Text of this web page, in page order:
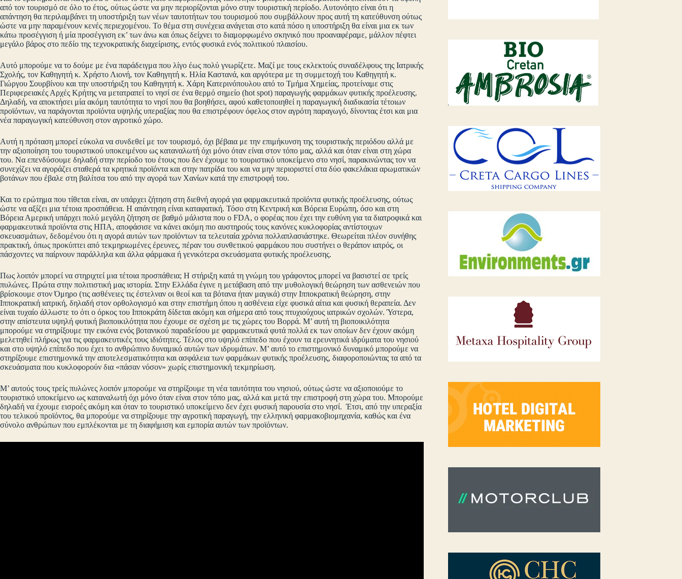
από τον τουρισμό σε όλο το έτος, ούτως ώστε να μην περιορίζονται μόνο στην τουριστική περίοδο. Αυτονόητο είναι ότι η
απάντηση θα περιλαμβάνει τη υποστήριξη των νέων ταυτοτήτων του τουρισμού που συμβάλλουν προς αυτή τη κατεύθυνση ούτως
ώστε να μην παραμένουν κενές περιεχομένου. Το θέμα στη συνέχεια ανάγεται στο κατά πόσο η υποστήριξη θα είναι μια εκ των
κάτω προσέγγιση ή μία προσέγγιση εκ’ των άνω και όπως δείχνει το διαμορφωμένο σκηνικό που προαναφέραμε, μάλλον πέφτει
μεγάλο βάρος στο πεδίο της τεχνοκρατικής διαχείρισης, εντός φυσικά ενός πολιτικού πλαισίου.
Αυτό μπορούμε να το δούμε με ένα παράδειγμα που λίγο έως πολύ γνωρίζετε. Μαζί με τους εκλεκτούς συναδέλφους της Ιατρικής
Σχολής, τον Καθηγητή κ. Χρήστο Λιονή, τον Καθηγητή κ. Ηλία Καστανά, και αργότερα με τη συμμετοχή του Καθηγητή κ.
Γιώργου Σουρβίνου και την υποστήριξη του Καθηγητή κ. Χάρη Κατερινόπουλου από το Τμήμα Χημείας, προτείναμε στις
Περιφερειακές Αρχές Κρήτης να μετατραπεί το νησί σε ένα θερμό σημείο (hot spot) παραγωγής φαρμάκων φυτικής προέλευσης.
Δηλαδή, να αποκτήσει μία ακόμη ταυτότητα το νησί που θα βοηθήσει, αφού καθετοποιηθεί η παραγωγική διαδικασία τέτοιων
προϊόντων, να παράγονται προϊόντα υψηλής υπεραξίας που θα επιστρέφουν όφελος στον αγρότη παραγωγό, δίνοντας έτσι και μια
νέα παραγωγική κατεύθυνση στον αγροτικό χώρο.
Αυτή η πρόταση μπορεί εύκολα να συνδεθεί με τον τουρισμό, όχι βέβαια με την επιμήκυνση της τουριστικής περιόδου αλλά με
την αξιοποίηση του τουριστικού υποκειμένου ως καταναλωτή όχι μόνο όταν είναι στον τόπο μας, αλλά και όταν είναι στη χώρα
του. Να επενδύσουμε δηλαδή στην περίοδο του έτους που δεν έχουμε το τουριστικό υποκείμενο στο νησί, παρακινώντας τον να
συνεχίζει να αγοράζει σταθερά τα κρητικά προϊόντα και στην πατρίδα του και να μην περιοριστεί στα δύο φακελάκια αρωματικών
βοτάνων που έβαλε στη βαλίτσα του από την αγορά των Χανίων κατά την επιστροφή του.
Και το ερώτημα που τίθεται είναι, αν υπάρχει ζήτηση στη διεθνή αγορά για φαρμακευτικά προϊόντα φυτικής προέλευσης, ούτως
ώστε να αξίζει μια τέτοια προσπάθεια. Η απάντηση είναι καταφατική. Τόσο στη Κεντρική και Βόρεια Ευρώπη, όσο και στη
Βόρεια Αμερική υπάρχει πολύ μεγάλη ζήτηση σε βαθμό μάλιστα που ο FDA, ο φορέας που έχει την ευθύνη για τα διατροφικά και
φαρμακευτικά προϊόντα στις ΗΠΑ, αποφάσισε να κάνει ακόμη πιο αυστηρούς τους κανόνες κυκλοφορίας αντίστοιχων
σκευασμάτων, δεδομένου ότι η αγορά αυτών των προϊόντων τα τελευταία χρόνια πολλαπλασιάστηκε. Θεωρείται πλέον συνήθης
πρακτική, όπως προκύπτει από τεκμηριωμένες έρευνες, πέραν του συνθετικού φαρμάκου που συστήνει ο θεράπον ιατρός, οι
πάσχοντες να παίρνουν παράλληλα και άλλα φάρμακα ή γενικότερα σκευάσματα φυτικής προέλευσης.
Πως λοιπόν μπορεί να στηριχτεί μια τέτοια προσπάθεια; Η στήριξη κατά τη γνώμη του γράφοντος μπορεί να βασιστεί σε τρείς
πυλώνες. Πρώτα στην πολιτιστική μας ιστορία. Στην Ελλάδα έγινε η μετάβαση από την μυθολογική θεώρηση των ασθενειών που
βρίσκουμε στον Όμηρο (τις ασθένειες τις έστελναν οι θεοί και τα βότανα ήταν μαγικά) στην Ιπποκρατική θεώρηση, στην
Ιπποκρατική ιατρική, δηλαδή στον ορθολογισμό και στην επιστήμη όπου η ασθένεια είχε φυσικά αίτια και φυσική θεραπεία. Δεν
είναι τυχαίο άλλωστε το ότι ο όρκος του Ιπποκράτη δίδεται ακόμη και σήμερα από τους πτυχιούχους ιατρικών σχολών. Ύστερα,
στην απίστευτα υψηλή φυτική βιοποικιλότητα που έχουμε σε σχέση με τις χώρες του Βορρά. Μ’ αυτή τη βιοποικιλότητα
μπορούμε να στηρίξουμε την εικόνα ενός βοτανικού παραδείσου με φαρμακευτικά φυτά πολλά εκ των οποίων δεν έχουν ακόμη
μελετηθεί πλήρως για τις φαρμακευτικές τους ιδιότητες. Τέλος στο υψηλό επίπεδο που έχουν τα ερευνητικά ιδρύματα του νησιού
και στο υψηλό επίπεδο που έχει το ανθρώπινο δυναμικό αυτών των ιδρυμάτων. Μ’ αυτό το επιστημονικό δυναμικό μπορούμε να
στηρίξουμε επιστημονικά την αποτελεσματικότητα και ασφάλεια των φαρμάκων φυτικής προέλευσης, διαφοροποιώντας τα από τα
σκευάσματα που κυκλοφορούν δια «πάσαν νόσον» χωρίς επιστημονική τεκμηρίωση.
Μ’ αυτούς τους τρείς πυλώνες λοιπόν μπορούμε να στηρίξουμε τη νέα ταυτότητα του νησιού, ούτως ώστε να αξιοποιούμε το
τουριστικό υποκείμενο ως καταναλωτή όχι μόνο όταν είναι στον τόπο μας, αλλά και μετά την επιστροφή στη χώρα του. Μπορούμε
δηλαδή να έχουμε εισροές ακόμη και όταν το τουριστικό υποκείμενο δεν έχει φυσική παρουσία στο νησί. Έτσι, από την υπεραξία
του τελικού προϊόντος, θα μπορούμε να στηρίξουμε την αγροτική παραγωγή, την ελληνική φαρμακοβιομηχανία, καθώς και ένα
σύνολο ανθρώπων που εμπλέκονται με τη διαφήμιση και εμπορία αυτών των προϊόντων.